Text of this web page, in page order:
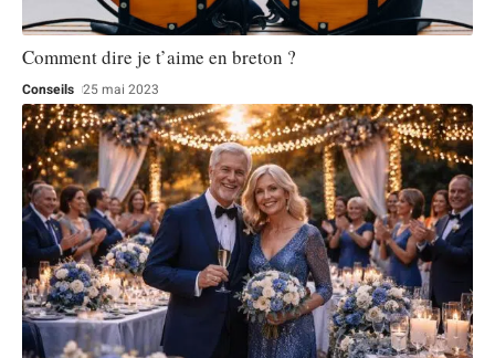
Comment dire je t’aime en breton ?
Conseils 25 mai 2023